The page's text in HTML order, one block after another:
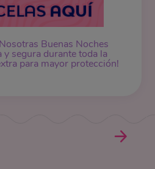
Buenas Noches
segura durante toda la
para mayor protección!